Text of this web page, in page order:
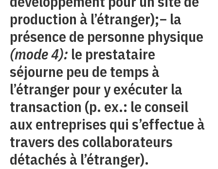
production à l’étranger);− la
présence de personne physique
(mode 4): le prestataire
séjourne peu de temps à
l’étranger pour y exécuter la
transaction (p. ex.: le conseil
aux entreprises qui s’effectue à
travers des collaborateurs
détachés à l’étranger).